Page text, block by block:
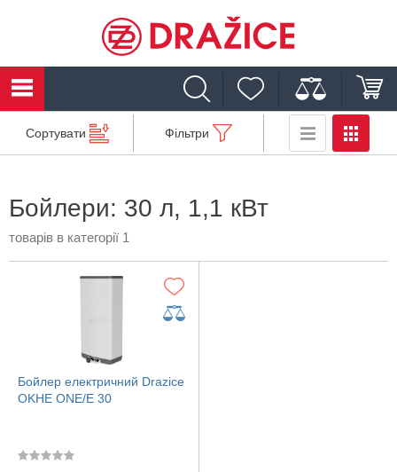
Сортувати Фільтри
Бойлери: 30 л, 1,1 кВт
товарів в категорії 1
Бойлер електричний Drazice
OKHE ONE/E 30